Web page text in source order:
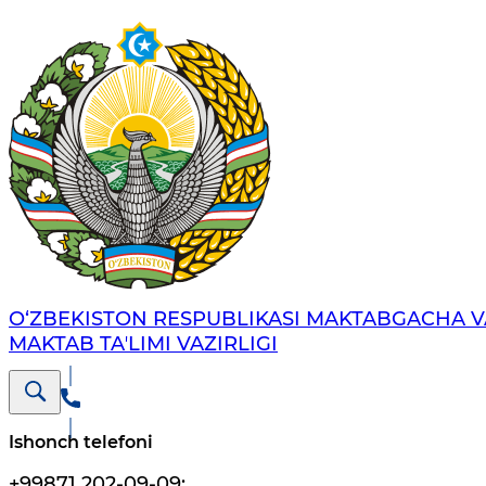
O‘ZBEKISTON RESPUBLIKASI MAKTABGACHA
MAKTAB TAʼLIMI VAZIRLIGI
Ishonch telefoni